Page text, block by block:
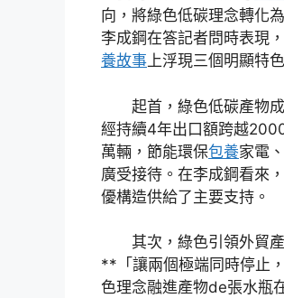
向，將綠色低碳理念轉化
李成鋼在答記者問時表現
養故事上浮現三個明顯特
起首，綠色低碳產物
經持續4年出口額跨越
萬輛，節能環保包養家電
廣受接待。在李成鋼看來
優構造供給了主要支持。
其次，綠色引領外貿
**「讓兩個極端同時停止
色理念融進產物de張水瓶